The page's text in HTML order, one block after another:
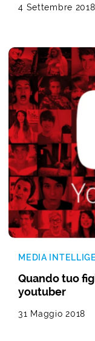
4 Settembre 2018
MEDIA
Quando tuo
youtuber
31 Maggio 2018